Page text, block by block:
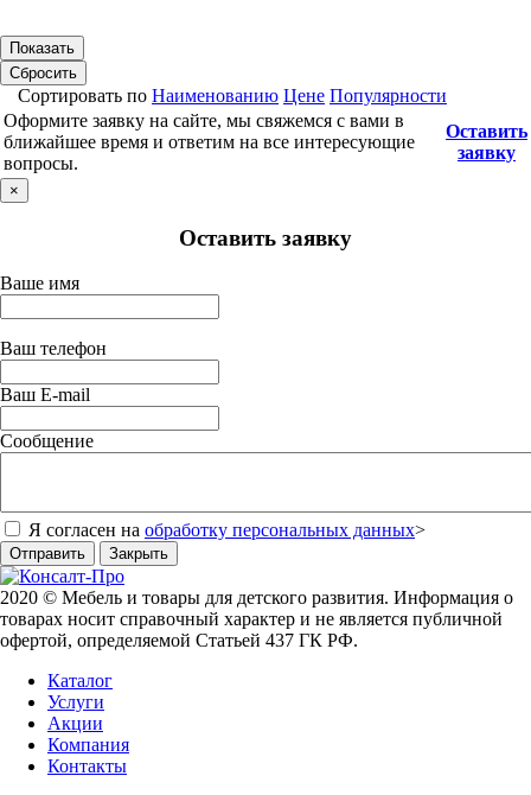
Показать
Сбросить
Сортировать по Наименованию Цене Популярности
Оформите заявку на сайте, мы свяжемся с вами в
ближайшее время и ответим на все интересующие
вопросы.
Оставить
заявку
×
Оставить заявку
Ваше имя
Ваш телефон
Ваш E-mail
Сообщение
Я согласен на обработку персональных данных>
Отправить Закрыть
2020 © Мебель и товары для детского развития. Информация о
товарах носит справочный характер и не является публичной
офертой, определяемой Статьей 437 ГК РФ.
Каталог
Услуги
Акции
Компания
Контакты